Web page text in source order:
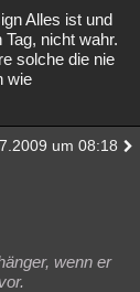
Alles ist und
nicht wahr.
solche die nie
wie
um 08:18
wenn er